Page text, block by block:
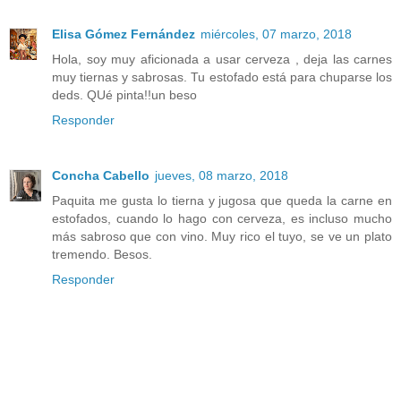
Elisa Gómez Fernández miércoles, 07 marzo, 2018
Hola, soy muy aficionada a usar cerveza , deja las carnes
muy tiernas y sabrosas. Tu estofado está para chuparse los
deds. QUé pinta!!un beso
Responder
Concha Cabello jueves, 08 marzo, 2018
Paquita me gusta lo tierna y jugosa que queda la carne en
estofados, cuando lo hago con cerveza, es incluso mucho
más sabroso que con vino. Muy rico el tuyo, se ve un plato
tremendo. Besos.
Responder